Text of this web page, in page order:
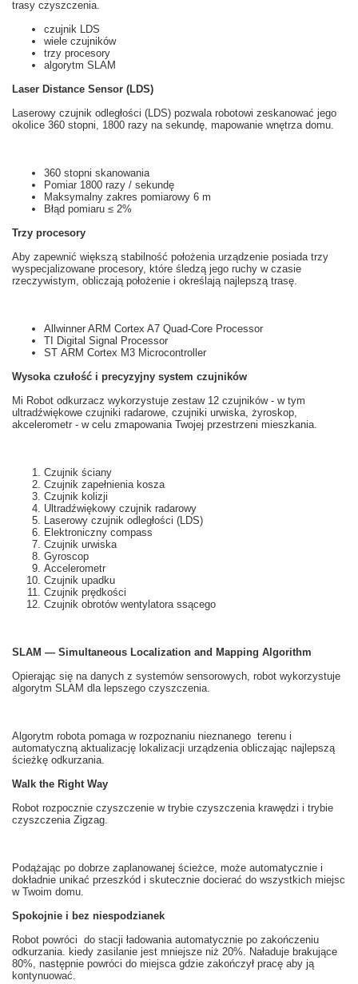
trasy czyszczenia.
czujnik LDS
wiele czujników
trzy procesory
algorytm SLAM
Laser Distance Sensor (LDS)
Laserowy czujnik odległości (LDS) pozwala robotowi zeskanować jego
okolice 360 stopni, 1800 razy na sekundę, mapowanie wnętrza domu.
360 stopni skanowania
Pomiar 1800 razy / sekundę
Maksymalny zakres pomiarowy 6 m
Błąd pomiaru ≤ 2%
Trzy procesory
Aby zapewnić większą stabilność położeniaurządzenie posiada trzy
wyspecjalizowane prоcesory, które śledzą jego ruchy w czasie
rzeczywistym, obliczają położenie i określają najlepszą trasę.
Allwinner ARM Cortex A7 Quad-Core Processor
TI Digital Signal Processor
ST ARM Cortex M3 Microcontroller
Wysoka czułość i precyzyjny system czujników
Mi Robot odkurzacz wykorzystuje zestaw 12 czujników - w tym
ultradźwiękowe czujniki radarowe, czujniki urwiska, żyroskop,
akcelerometr - w celu zmapowania Twojej przestrzeni mieszkania.
Czujnik ściany
Czujnik zapełnienia kosza
Czujnik kolizji
Ultradźwiękowy czujnik radarowy
Laserowy czujnik odległości (LDS)
Elektroniczny compass
Czujnik urwiska
Gyroscop
Accelerometr
Czujnik upadku
Czujnik prędkości
Czujnik obrotów wentylatora ssącego
SLAM — Simultaneous Localization and Mapping Algorithm
Opierając się na danych z systemów sensorowych, robot wykorzystuje
algorytm SLAM dla lepszego czyszczenia.
Algorytm robota pomaga w rozpoznaniu nieznanego terenu i
automatycznąaktualizację lokalizacji urządzenia obliczając najlepszą
ścieżkę odkurzania.
Walk the Right Way
Robot rozpocznie czyszczenie w trybie czyszczenia krawędzi i trybie
czyszczenia Zigzag.
Podążając po dobrze zaplanowanej ścieżce, może automatycznie i
dokładnie unikać przeszkód i skutecznie docierać do wszystkich miejsc
w Twoim domu.
Spokojnie i bez niespodzianek
Robot powróci do stacji ładowaniaautomatycznie po zakończeniu
odkurzania. kiedy zasilanie jest mniejsze niż 20%. Naładuje brakujące
80%, następnie powróci do miejsca gdzie zakończył pracę aby ją
kontynuować.